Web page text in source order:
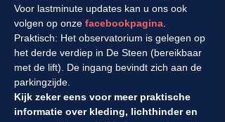
Voor lastminute updates kan u ons ook
volgen op onze facebookpagina
Praktisch: Het observatorium is gelegen op
het derde verdiep in De Steen (bereikbaar
met de lift). De ingang bevindt zich aan de
parkingzijde.
Kijk zeker eens voor meer praktische
informatie over kleding, lichthinder en